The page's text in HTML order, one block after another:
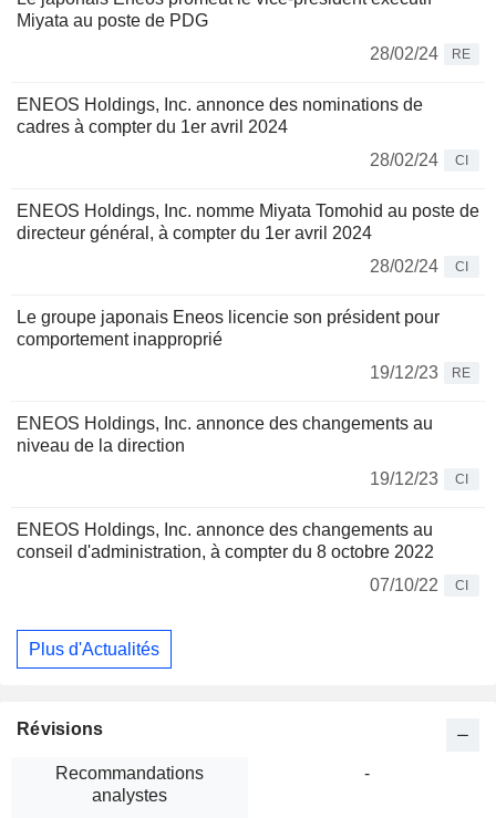
Miyata au poste de PDG
28/02/24
RE
ENEOS Holdings, Inc. annonce des nominations de
cadres à compter du 1er avril 2024
28/02/24
CI
ENEOS Holdings, Inc. nomme Miyata Tomohid au poste de
directeur général, à compter du 1er avril 2024
28/02/24
CI
Le groupe japonais Eneos licencie son président pour
comportement inapproprié
19/12/23
RE
ENEOS Holdings, Inc. annonce des changements au
niveau de la direction
19/12/23
CI
ENEOS Holdings, Inc. annonce des changements au
conseil d'administration, à compter du 8 octobre 2022
07/10/22
CI
Plus d'Actualités
Révisions
Recommandations
analystes
-